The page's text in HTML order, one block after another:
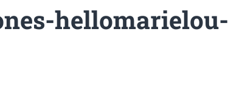
hellomarielou-